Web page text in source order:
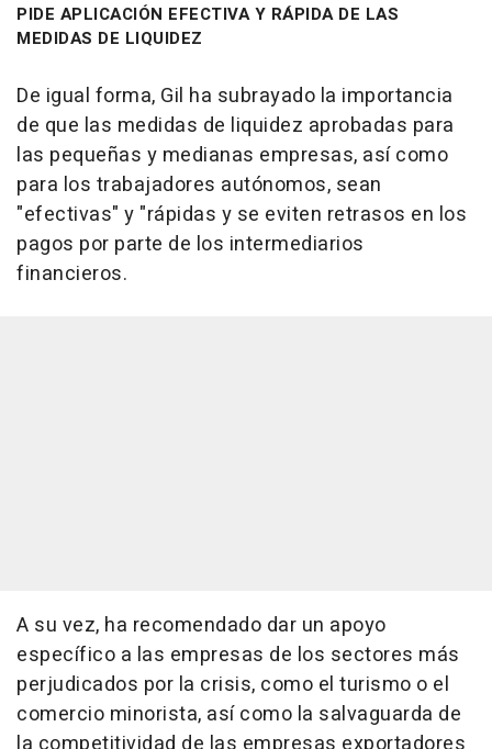
PIDE APLICACIÓN EFECTIVA Y RÁPIDA DE LAS
MEDIDAS DE LIQUIDEZ
De igual forma, Gil ha subrayado la importancia
de que las medidas de liquidez aprobadas para
las pequeñas y medianas empresas, así como
para los trabajadores autónomos, sean
"efectivas" y "rápidas y se eviten retrasos en los
pagos por parte de los intermediarios
financieros.
A su vez, ha recomendado dar un apoyo
específico a las empresas de los sectores más
perjudicados por la crisis, como el turismo o el
comercio minorista, así como la salvaguarda de